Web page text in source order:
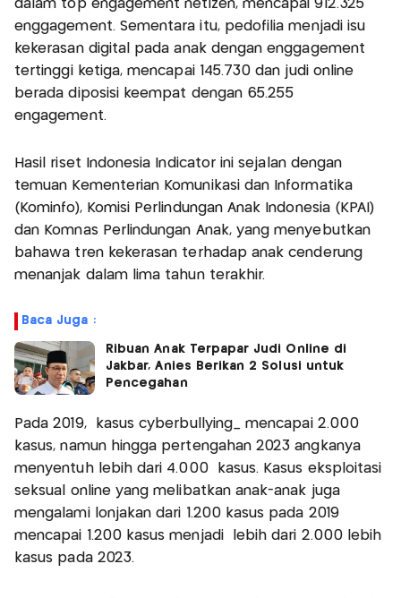
dalam top engagement netizen, mencapai 912.325
enggagement. Sementara itu, pedofilia menjadi isu
kekerasan digital pada anak dengan enggagement
tertinggi ketiga, mencapai 145.730 dan judi online
berada diposisi keempat dengan 65.255
engagement.
Hasil riset Indonesia Indicator ini sejalan dengan
temuan Kementerian Komunikasi dan Informatika
(Kominfo), Komisi Perlindungan Anak Indonesia (KPAI)
dan Komnas Perlindungan Anak, yang menyebutkan
bahawa tren kekerasan terhadap anak cenderung
menanjak dalam lima tahun terakhir.
Baca Juga :
Ribuan Anak Terpapar Judi Online di
Jakbar, Anies Berikan 2 Solusi untuk
Pencegahan
Pada 2019, kasus cyberbullying_ mencapai 2.000
kasus, namun hingga pertengahan 2023 angkanya
menyentuh lebih dari 4.000 kasus. Kasus eksploitasi
seksual online yang melibatkan anak-anak juga
mengalami lonjakan dari 1.200 kasus pada 2019
mencapai 1.200 kasus menjadi lebih dari 2.000 lebih
kasus pada 2023.